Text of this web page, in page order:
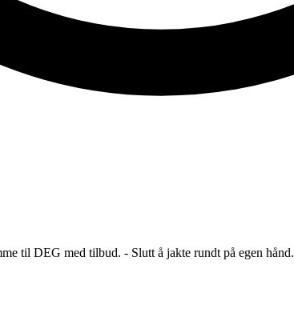
til DEG med tilbud. - Slutt å jakte rundt på egen hånd.